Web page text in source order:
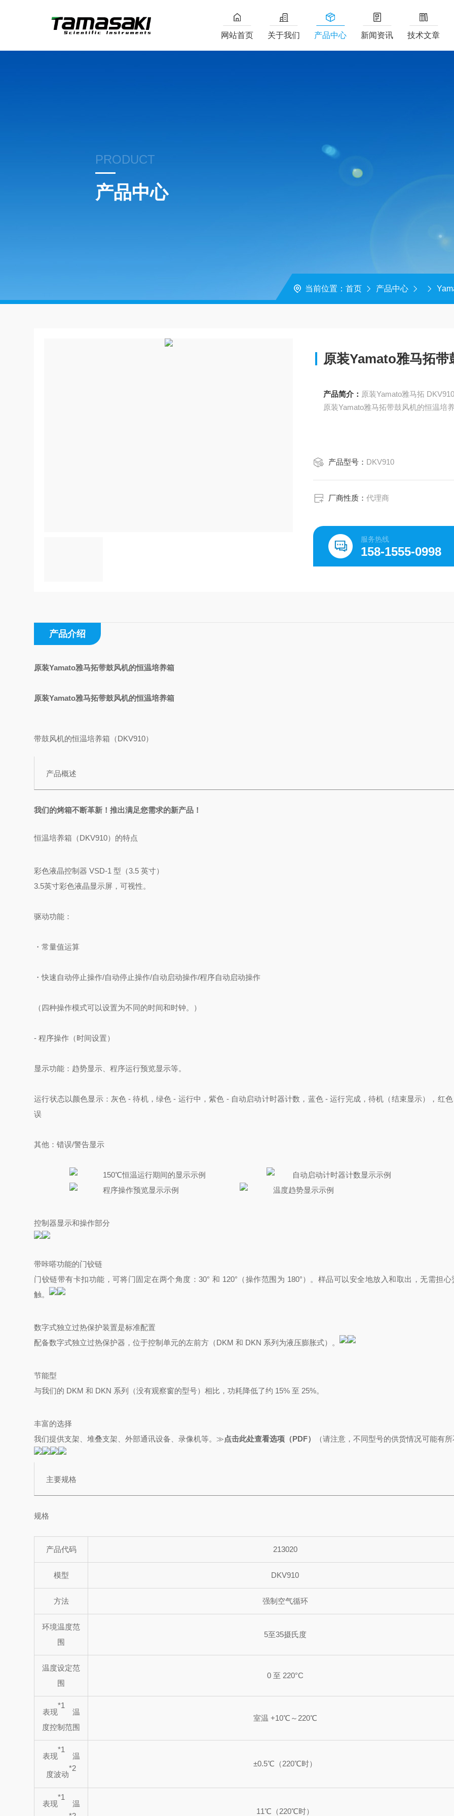
网站首页 关于我们 产品中心 新闻资讯 技术文章
PRODUCT
产品中心
当前位置： 首页 产品中心
原装Yamato雅马拓
产品简介：
原装Yamato雅马拓带鼓风机的恒温培
产品型号： DKV910
厂商性质：代理商
服务热线
158-1555-0998
产品介绍
原装Yamato雅马拓带鼓风机的恒温培养箱
原装Yamato雅马拓带鼓风机的恒温培养箱
带鼓风机的恒温培养箱（DKV910）
产品概述
我们的烤箱不断革新！推出满足您需求的新产品！
恒温培养箱（DKV910）的特点
彩色液晶控制器 VSD-1 型（3.5 英寸）
3.5英寸彩色液晶显示屏，可视性。
驱动功能：
・常量值运算
・快速自动停止操作/自动停止操作/自动启动操作/程序自动启动操作
（四种操作模式可以设置为不同的时间和时钟。）
- 程序操作（时间设置）
显示功能：趋势显示、程序运行预览显示等。
运行状态以颜色显示：灰色 - 待机，绿色 - 运行中，紫色 - 自动启动计时器计数，蓝色 - 运行完成，待机（结束显示），红
误
其他：错误/警告显示
150℃恒温运行期间的显示示例
自动启动计时器计数显示示例
程序操作预览显示示例
温度趋势显示示例
控制器显示和操作部分
带咔嗒功能的门铰链
门铰链带有卡扣功能，可将门固定在两个角度：30° 和 120°（操作范围为 180°）。 样品可以安全地放入和取出，无需担心
触。
数字式独立过热保护装置是标准配置
配备数字式独立过热保护器，位于控制单元的左前方 （DKM 和 DKN 系列为液压膨胀式）。
节能型
与我们的 DKM 和 DKN 系列（没有观察窗的型号）相比，功耗降低了约 15% 至 25%。
丰富的选择
我们提供支架、堆叠支架、外部通讯设备、录像机等。≫点击此处查看选项（PDF） （请注意，不同型号的供货情况可能有
主要规格
规格
产品代码 213020
模型 DKV910
方法 强制空气循环
环境温度范
围
5至35摄氏度
温度设定范
围
0 至 220°C
表现
*1
温
度控制范围
室温 +10℃～220℃
表现
*1
温
度波动
*2
±0.5℃（220℃时）
表现
*1
温
11℃（220℃时）